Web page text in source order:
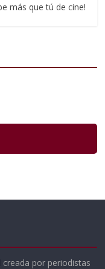
más que tú de cine!
por periodistas